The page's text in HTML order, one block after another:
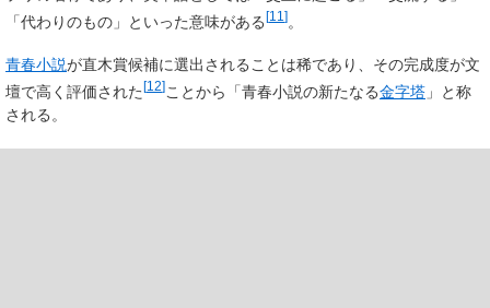
「代わりのもの」といった意味がある[11 ]。
青春小説が直木賞候補に選出されることは稀であり、その完成度が文
壇で高く評価された[12]ことから「青春小説の新たなる金字塔 」と称
される。